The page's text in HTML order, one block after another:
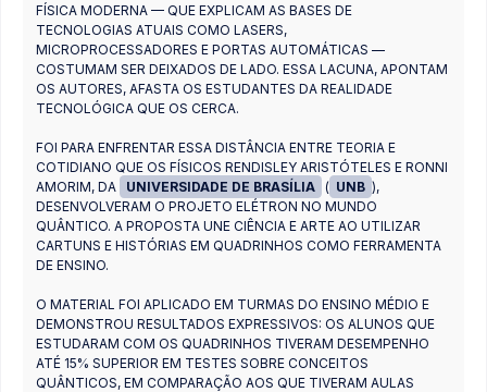
FÍSICA MODERNA — QUE EXPLICAM AS BASES DE
TECNOLOGIAS ATUAIS COMO LASERS,
MICROPROCESSADORES E PORTAS AUTOMÁTICAS —
COSTUMAM SER DEIXADOS DE LADO. ESSA LACUNA, APONTAM
OS AUTORES, AFASTA OS ESTUDANTES DA REALIDADE
TECNOLÓGICA QUE OS CERCA.
FOI PARA ENFRENTAR ESSA DISTÂNCIA ENTRE TEORIA E
COTIDIANO QUE OS FÍSICOS RENDISLEY ARISTÓTELES E RONNI
AMORIM, DA
UNIVERSIDADE DE BRASÍLIA ( UNB ),
DESENVOLVERAM O PROJETO ELÉTRON NO MUNDO
QUÂNTICO. A PROPOSTA UNE CIÊNCIA E ARTE AO UTILIZAR
CARTUNS E HISTÓRIAS EM QUADRINHOS COMO FERRAMENTA
DE ENSINO.
O MATERIAL FOI APLICADO EM TURMAS DO ENSINO MÉDIO E
DEMONSTROU RESULTADOS EXPRESSIVOS: OS ALUNOS QUE
ESTUDARAM COM OS QUADRINHOS TIVERAM DESEMPENHO
ATÉ 15% SUPERIOR EM TESTES SOBRE CONCEITOS
QUÂNTICOS, EM COMPARAÇÃO AOS QUE TIVERAM AULAS